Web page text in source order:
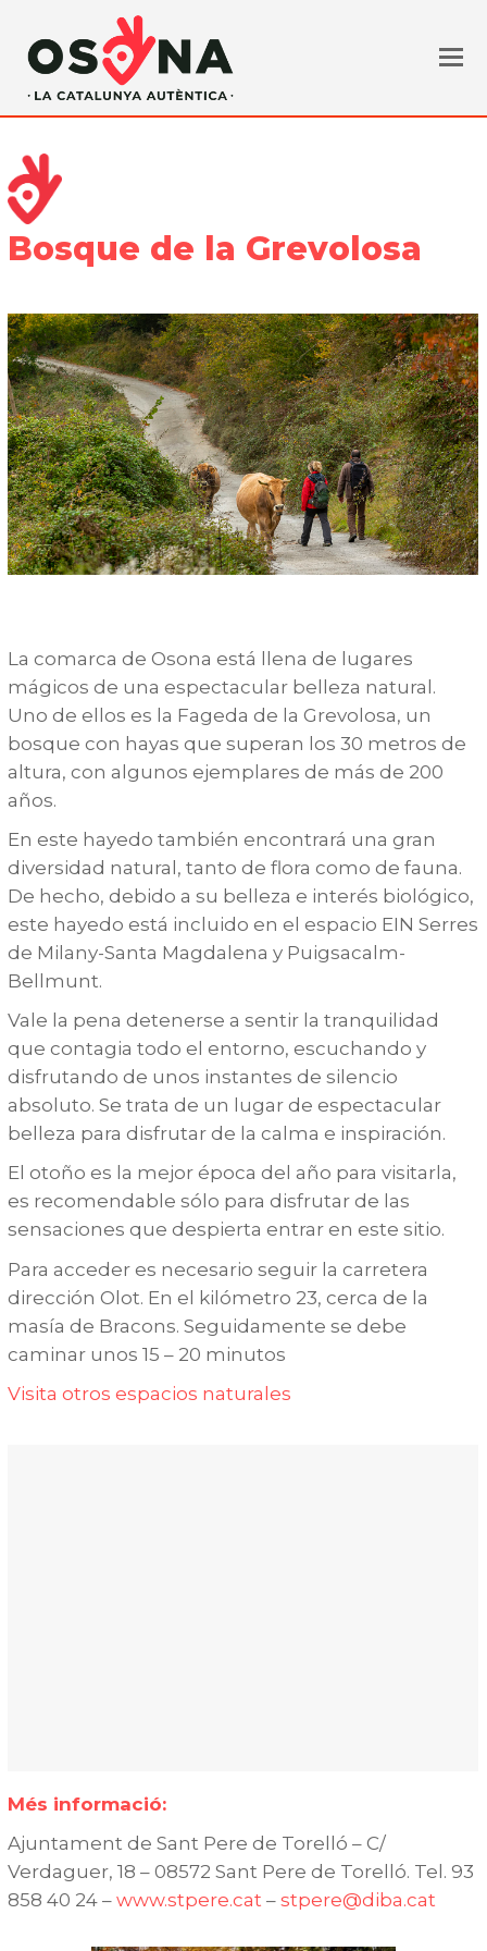
Bosque de la Grevolosa
La comarca de Osona está llena de lugares
mágicos de una espectacular belleza natural.
Uno de ellos es la Fageda de la Grevolosa, un
bosque con hayas que superan los 30 metros de
altura, con algunos ejemplares de más de 200
años.
En este hayedo también encontrará una gran
diversidad natural, tanto de flora como de fauna.
De hecho, debido a su belleza e interés biológico,
este hayedo está incluido en el espacio EIN Serres
de Milany-Santa Magdalena y Puigsacalm-
Bellmunt.
Vale la pena detenerse a sentir la tranquilidad
que contagia todo el entorno, escuchando y
disfrutando de unos instantes de silencio
absoluto. Se trata de un lugar de espectacular
belleza para disfrutar de la calma e inspiración.
El otoño es la mejor época del año para visitarla,
es recomendable sólo para disfrutar de las
sensaciones que despierta entrar en este sitio.
Para acceder es necesario seguir la carretera
dirección Olot. En el kilómetro 23, cerca de la
masía de Bracons. Seguidamente se debe
caminar unos 15 – 20 minutos
Visita otros espacios naturales
Més informació:
Ajuntament de Sant Pere de Torelló – C/
Verdaguer, 18 – 08572 Sant Pere de Torelló. Tel. 93
858 40 24 –www.stpere.cat –stpere@diba.cat